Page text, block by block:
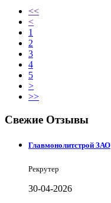
<<
<
1
2
3
4
5
>
>>
Свежие Отзывы
Главмонолитстрой ЗАО
Рекрутер
30-04-2026